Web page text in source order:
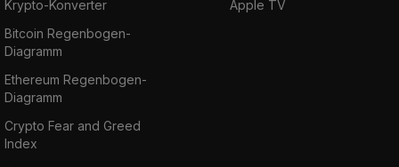
Krypto-Konverter
Bitcoin Regenbogen-
Diagramm
Ethereum Regenbogen-
Diagramm
Crypto Fear and Greed
Index
Apple TV